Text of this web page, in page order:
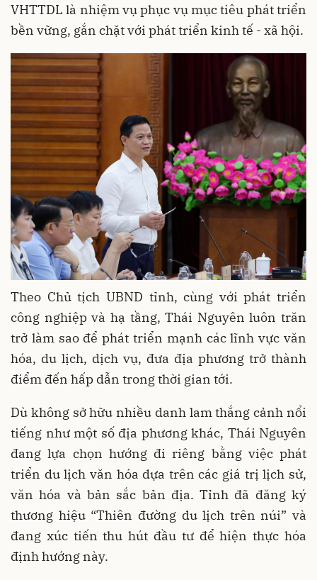
VHTTDL là nhiệm vụ phục vụ mục tiêu phát triển
bền vững, gắn chặt với phát triển kinh tế - xã hội.
Theo Chủ tịch UBND tỉnh, cùng với phát triển
công nghiệp và hạ tầng, Thái Nguyên luôn trăn
trở làm sao để phát triển mạnh các lĩnh vực văn
hóa, du lịch, dịch vụ, đưa địa phương trở thành
điểm đến hấp dẫn trong thời gian tới.
Dù không sở hữu nhiều danh lam thắng cảnh nổi
tiếng như một số địa phương khác, Thái Nguyên
đang lựa chọn hướng đi riêng bằng việc phát
triển du lịch văn hóa dựa trên các giá trị lịch sử,
văn hóa và bản sắc bản địa. Tỉnh đã đăng ký
thương hiệu “Thiên đường du lịch trên núi” và
đang xúc tiến thu hút đầu tư để hiện thực hóa
định hướng này.